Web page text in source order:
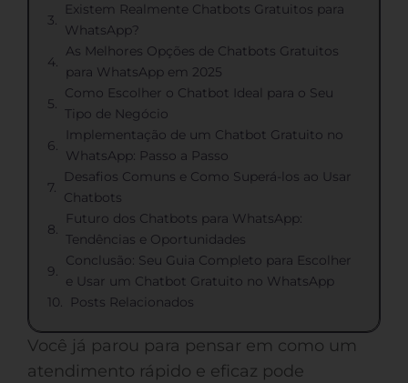
Existem Realmente Chatbots Gratuitos para
WhatsApp?
As Melhores Opções de Chatbots Gratuitos
para WhatsApp em 2025
Como Escolher o Chatbot Ideal para o Seu
Tipo de Negócio
Implementação de um Chatbot Gratuito no
WhatsApp: Passo a Passo
Desafios Comuns e Como Superá-los ao Usar
Chatbots
Futuro dos Chatbots para WhatsApp:
Tendências e Oportunidades
Conclusão: Seu Guia Completo para Escolher
e Usar um Chatbot Gratuito no WhatsApp
Posts Relacionados
Você já parou para pensar em como um
atendimento rápido e eficaz pode